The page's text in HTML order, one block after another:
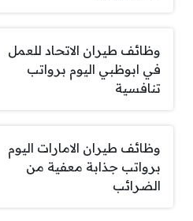
وظائف طيران الاتحاد للعمل
في ابوظبي اليوم برواتب
تنافسية
وظائف طيران الامارات اليوم
برواتب جذابة معفية من
الضرائب